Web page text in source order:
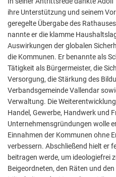
ihre Unterstützung und seinem
geregelte Übergabe des
nannte er die klamme
Auswirkungen der globalen
die Kommunen. Er benannte als
Tätigkeit als Bürgermeister, die
Versorgung, die Stärkung des
Verbandsgemeinde Vallendar
Verwaltung. Die
Handel, Gewerbe, Handwerk und
Unternehmensgründungen wolle
Einnahmen der Kommunen ohne
verbessern. Abschließend hielt er
beitragen werde, um ideologiefrei
Beigeordneten, den Räten und